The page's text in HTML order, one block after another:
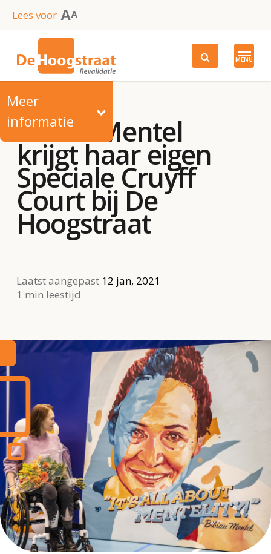
SkipLees voor AA
MENU
Meer
informatie
Bibian Mentel
krijgt haar eigen
Speciale Cruyff
Court bij De
Hoogstraat
Laatst aangepast 12 jan, 2021
1 min leestijd